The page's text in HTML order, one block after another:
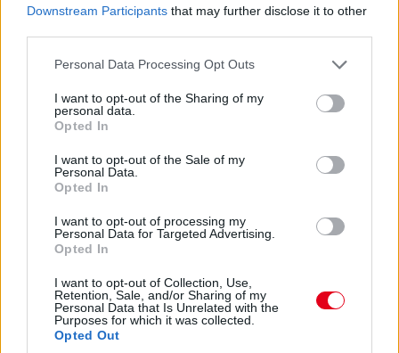
Downstream Participants that may further disclose it to other
Please note that this website/app uses one or more Google
not limited to your visit or usage behaviour. You may click to
grant or deny consent to Google and its third-party tags to
use your data for below specified purposes in below Google
consent section.
Personal Data Processing Opt Outs
I want to opt-out of the Sharing of my
personal data.
Opted In
I want to opt-out of the Sale of my
Personal Data.
Opted In
I want to opt-out of processing my
Personal Data for Targeted Advertising.
Opted In
I want to opt-out of Collection, Use,
Retention, Sale, and/or Sharing of my
Personal Data that Is Unrelated with the
Purposes for which it was collected.
Opted Out